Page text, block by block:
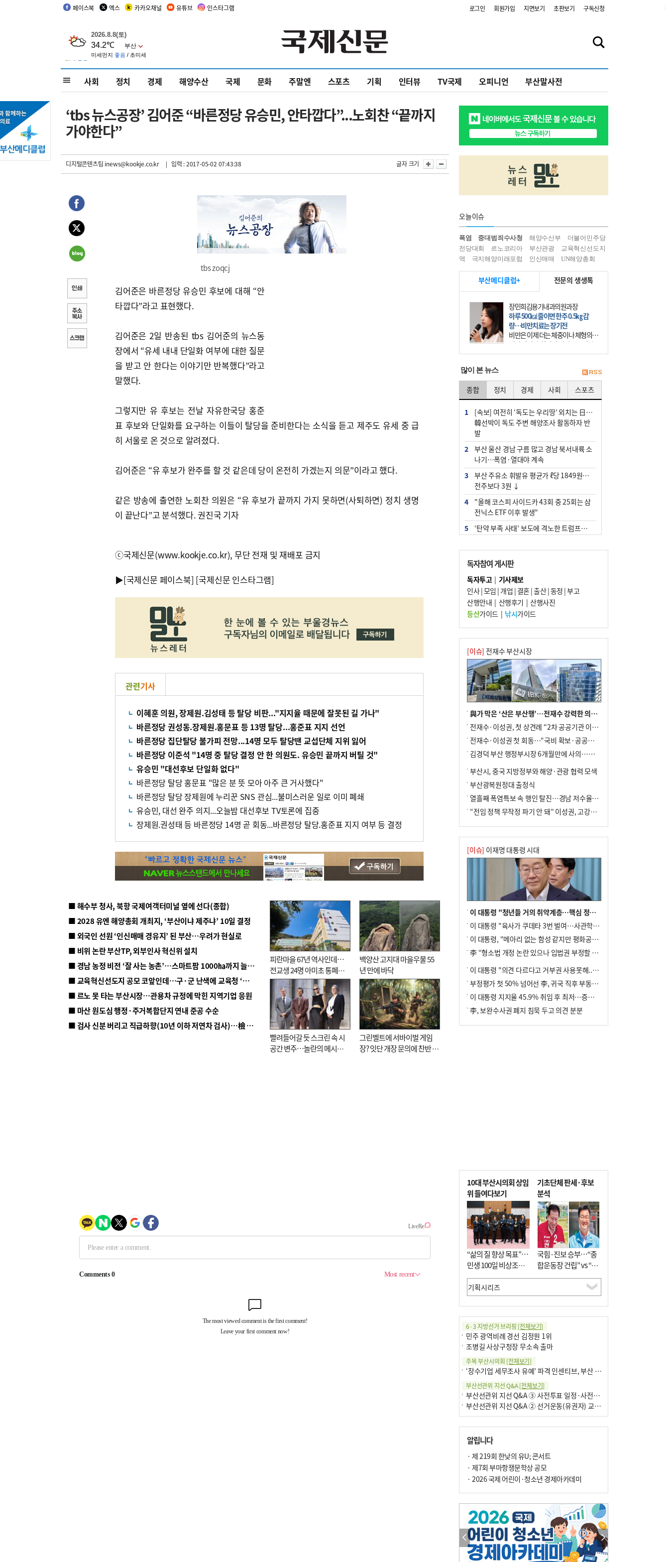
페이스북 엑스 카카오채널 유튜브 인스타그램 로그인 회원가입 지면보기 초판보기 구독신청
사회 정치 경제 해양수산 국제 문화 주말엔 스포츠 기획 인터뷰 TV국제 오피니언 부산말사전
‘tbs 뉴스공장’ 김어준 “바른정당 유승민, 안타깝다”...노회찬 “끝까지
가야한다”
디지털콘텐츠팀 inews@kookje.co.kr | 입력 : 2017-05-02 07:43:38 글자 크기
tbs zoqcj
김어준은 바른정당 유승민 후보에 대해 “안
타깝다”라고 표현했다.
김어준은 2일 반송된 tbs 김어준의 뉴스동
장에서 “유세 내내 단일화 여부에 대한 질문
을 받고 안 한다는 이야기만 반복했다”라고
말했다.
그렇지만 유 후보는 전날 자유한국당 홍준
표 후보와 단일화를 요구하는 이들이 탈당을 준비한다는 소식을 듣고 제주도 유세 중 급
히 서울로 온 것으로 알려졌다.
김어준은 “유 후보가 완주를 할 것 같은데 당이 온전히 가겠는지 의문”이라고 했다.
같은 방송에 출연한 노회찬 의원은 “유 후보가 끝까지 가지 못하면(사퇴하면) 정치 생명
이 끝난다”고 분석했다. 권진국 기자
ⓒ국제신문(www.kookje.co.kr), 무단 전재 및 재배포 금지
▶[국제신문 페이스북] [국제신문 인스타그램]
관련기사
이혜훈 의원, 장제원.김성태 등 탈당 비판..."지지율 때문에 잘못된 길 가나"
바른정당 권성동.장제원.홍문표 등 13명 탈당...홍준표 지지 선언
바른정당 집단탈당 불가피 전망...14명 모두 탈당땐 교섭단체 지위 잃어
바른정당 이준석 "14명 중 탈당 결정 안 한 의원도. 유승민 끝까지 버틸 것"
유승민 "대선후보 단일화 없다"
바른정당 탈당 홍문표 "많은 분 뜻 모아 아주 큰 거사했다"
바른정당 탈당 장제원에 누리꾼 SNS 관심...불미스러운 일로 이미 폐쇄
유승민, 대선 완주 의지...오늘밤 대선후보 TV토론에 집중
장제원.권성태 등 바른정당 14명 곧 회동...바른정당 탈당.홍준표 지지 여부 등 결정
■ 해수부 청사, 북항 국제여객터미널 옆에 선다(종합)
■ 2028 유엔 해양총회 개최지, ‘부산이냐 제주냐’ 10일 결정
■ 외국인 선원 ‘인신매매 경유지’ 된 부산…우려가 현실로
■ 비위 논란 부산TP, 외부인사 혁신위 설치
■ 경남 농정 비전 ‘잘 사는 농촌’…스마트팜 1000㏊까지 늘린다
■ 교육혁신선도지 공모 코앞인데…구·군 난색에 교육청 ‘쩔쩔’
■ 르노 못 타는 부산시장…관용차 규정에 막힌 지역기업 응원
■ 마산 원도심 행정·주거복합단지 연내 준공 수순
■ 검사 신분 버리고 직급하향(10년 이하 저연차 검사)…檢 중수청행 기피
피란마을 67년 역사인데…
전교생 24명 아미초 통폐합
기로
백양산 고지대 마을우물 55
년 만에 바닥
빨려들어갈 듯 스크린 속 시
공간 변주…놀란의 메시지
그린벨트에 서바이벌 게임
장? 잇단 개장 문의에 찬반 논
오늘이슈
폭염 중대범죄수사청 해양수산부
더불어민주당
전당대회
르노코리아 부산관광
교육혁신선도지
역
극지해양미래포럼 인신매매 UN해양총회
부산메디클럽+ 전문의 생생톡
장민희김용기내과의원과장
하루 500㎉ 줄이면 한주 0.5㎏ 감
량…비만치료는 장기전
비만은 이제 더는 체중이나 체형의 문
제가 아니다. 하나의 질병으로 인지
하고 치료와 관리를 해야 한다. 세계
많이 본 뉴스
종합 정치 경제 사회 스포츠
1
[속보] 여전히 ‘독도는 우리땅’ 외치는 日…
韓선박이 독도 주변 해양조사 활동하자 반
발
2
부산 울산 경남 구름 많고 경남 북서내륙 소
나기…폭염·열대야 계속
3
부산 주유소 휘발유 평균가 ℓ당 1849원…
전주보다 3원 ↓
4
"올해 코스피 사이드카 43회 중 25회는 삼
전닉스 ETF 이후 발생"
5
‘탄약 부족 사태’ 보도에 격노한 트럼프…
과…“현재는 부적절 행위 없어”
7
부산 앞바다에 기름 425ℓ 유출한 러시아 화
물선 적발
8
입추 지났지만 푹푹 찐다…온열질환자 10
년 만에 3배
10 서울 중랑구서 흉기 난동…60대 남성 2명
사망
독자참여 게시판
독자투고| 기사제보
인사|모임 | 개업 | 결혼|출산|동정 |부고
산행안내 | 산행후기 | 산행사진
등산가이드| 낚시가이드
[이슈] 전재수 부산시장
與가 막은 ‘산은 부산행’…전재수 강력한 의지 표명 없인 공염불
전재수·이성권, 첫 상견례 “2차 공공기관 이전 초당 협력”(종합)
전재수·이성권 첫 회동…“국비 확보·공공기관 이전 협력”
김경덕 부산 행정부시장 6개월만에 사의…후임 인선 촉각
부산시, 중국 지방정부와 해양·관광 협력 모색
부산광복원정대 출정식
열흘째 폭염특보 속 행인 탈진…경남 저수율 평년의 절반
“전임 정책 무작정 파기 안 돼” 이성권, 고강도 ‘전재수 견제’ 예고
[이슈] 이재명 대통령 시대
이 대통령 "청년들 거의 취약계층…핵심 정책 재편""
이 대통령 "육사가 쿠데타 3번 벌여…사관학교 통합 신속히 추진"
이 대통령, "메아리 없는 함성 같지만 평화공존책 계속해야"
李 “형소법 개정 논란 있으나 입법권 부정할 만큼은 아냐”(종합)
이 대통령 "의견 다르다고 거부권 사용못해.. 입법권 부정할 상황이라 보기 어려워"
부정평가 첫 50% 넘어선 李, 귀국 직후 부동산·증시 점검(종합)
이 대통령 지지율 45.9% 취임 후 최저…증시 폭락·연임 개헌 논란 영향
李, 보완수사권 폐지 침묵 두고 의견 분분
10대 부산시의회 상임
위 들여다보기
“삶의 질 향상 목표”…
민생 100일 비상조치
면밀 심사
기초단체 판세·후보
분석
국힘·진보 승부…“종
합운동장 건립” vs “출
근 공공버스 도입”
6·3 지방선거 브리핑 [전체보기]
민주 광역비례 경선 김정원 1위
조병길 사상구청장 무소속 출마
주목 부산시의회 [전체보기]
‘장수기업 세무조사 유예’ 파격 인센티브, 부산 유출 막을까
부산선관위 지선 Q&A[전체보기]
부산선관위 지선 Q&A ③ 사전투표 일정·사전투표함 보관
부산선관위 지선 Q&A ② 선거운동(유권자) 교육감투표용지
알립니다
· 제 219회 한낮의 유U; 콘서트
· 제7회 부마항쟁문학상 공모
· 2026 국제 어린이·청소년 경제아카데미